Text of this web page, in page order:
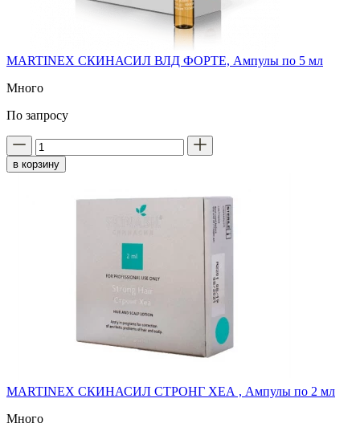
MARTINEX СКИНАСИЛ ВЛД ФОРТЕ, Ампулы по 5 мл
Много
По запросу
в корзину
MARTINEX СКИНАСИЛ СТРОНГ ХЕА , Ампулы по 2 мл
Много